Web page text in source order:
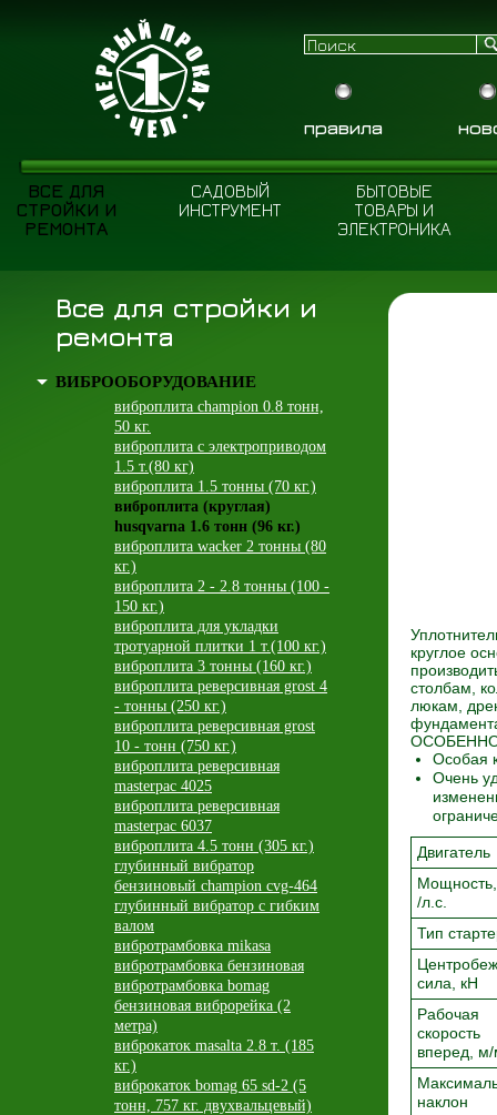
правила
ВСЕ ДЛЯ
СТРОЙКИ И
РЕМОНТА
САДОВЫЙ
ИНСТРУМЕНТ
БЫТОВЫЕ
ТОВАРЫ И
ЭЛЕКТРОНИКА
Все для стройки и
ремонта
ВИБРООБОРУДОВАНИЕ
виброплита champion 0.8 тонн,
50 кг.
виброплита с электроприводом
1.5 т.(80 кг)
виброплита 1.5 тонны (70 кг.)
виброплита (круглая)
husqvarna 1.6 тонн (96 кг.)
виброплита wacker 2 тонны (80
кг.)
виброплита 2 - 2.8 тонны (100 -
150 кг.)
виброплита для укладки
тротуарной плитки 1 т.(100 кг.)
виброплита 3 тонны (160 кг.)
виброплита реверсивная grost 4
- тонны (250 кг.)
виброплита реверсивная grost
10 - тонн (750 кг.)
виброплита реверсивная
masterpac 4025
виброплита реверсивная
masterpac 6037
виброплита 4.5 тонн (305 кг.)
глубинный вибратор
бензиновый champion cvg-464
глубинный вибратор с гибким
валом
вибротрамбовка mikasa
вибротрамбовка бензиновая
вибротрамбовка bomag
бензиновая виброрейка (2
метра)
виброкаток masalta 2.8 т. (185
кг.)
виброкаток bomag 65 sd-2 (5
тонн, 757 кг. двухвальцевый)
круглое
столбам,
люкам,
Особая
Очень
Двигатель
Мощность,
/л.с.
Тип
сила, кН
Рабочая
скорость
вперед,
наклон